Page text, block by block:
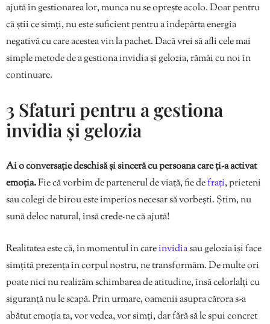
ajută în gestionarea lor, munca nu se oprește acolo. Doar pentru
că știi ce simți, nu este suficient pentru a îndepărta energia
negativă cu care acestea vin la pachet. Dacă vrei să afli cele mai
simple metode de a gestiona invidia și gelozia, rămâi cu noi în
continuare.
3 Sfaturi pentru a gestiona
invidia și gelozia
Ai o conversație deschisă și sinceră cu persoana care ți-a activat
emoția.Fie că vorbim de partenerul de viață, fie defrați, prieteni
sau colegi de birou este imperios necesar să vorbești. Știm, nu
sună deloc natural, însă crede-ne că ajută!
Realitatea este că, în momentul în careinvidiasau gelozia își face
simțită prezența în corpul nostru, ne transformăm. De multe ori
poate nici nu realizăm schimbarea de atitudine, însă celorlalți cu
siguranță nu le scapă. Prin urmare, oamenii asupra cărora s-a
abătut emoția ta, vor vedea, vor simți, dar fără să le spui concret